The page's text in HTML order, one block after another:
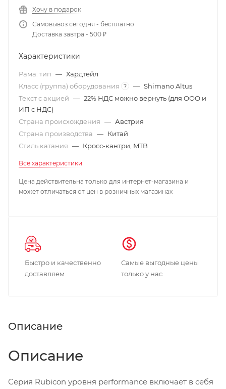
Хочу в подарок
Самовывоз сегодня - бесплатно
Доставка завтра - 500 ₽
Характеристики
Рама: тип — Хардтейл
Класс (группа) оборудования
? — Shimano Altus
Текст с акцией — 22% НДС можно вернуть (для ООО и
ИП с НДС)
Страна происхождения — Австрия
Страна производства — Китай
Стиль катания — Кросс-кантри, MTB
Все характеристики
Цена действительна только для интернет-магазина и
может отличаться от цен в розничных магазинах
Быстро и качественно
доставляем
Самые выгодные цены
только у нас
Описание
Описание
Серия Rubicon уровня performance включает в себя